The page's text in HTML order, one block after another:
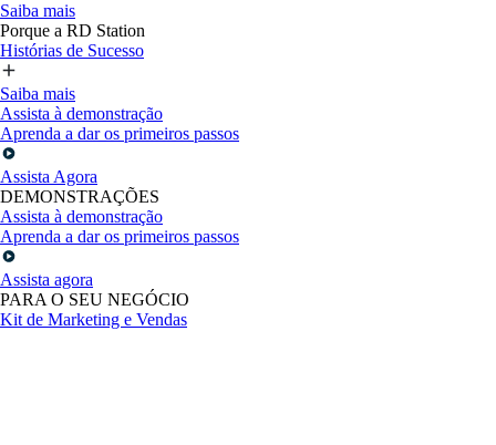
Saiba mais
Porque a RD Station
Histórias de Sucesso
Saiba mais
Assista à demonstração
Aprenda a dar os primeiros passos
Assista Agora
DEMONSTRAÇÕES
Assista à demonstração
Aprenda a dar os primeiros passos
Assista agora
PARA O SEU NEGÓCIO
Kit de Marketing e Vendas